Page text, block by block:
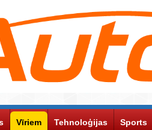
Vīriem Tehnoloģijas Sports